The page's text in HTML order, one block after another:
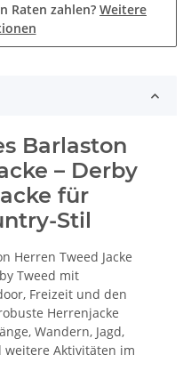
Raten zahlen? Weitere
Barlaston
– Derby
für
Stil
Herren Tweed Jacke
Tweed mit
Freizeit und den
Herrenjacke
Wandern, Jagd,
weitere Aktivitäten im